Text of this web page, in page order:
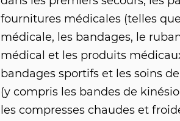
fournitures médicales (telles
médicale, les bandages, le
médical et les produits
bandages sportifs et les soins
(y compris les bandes de
les compresses chaudes et